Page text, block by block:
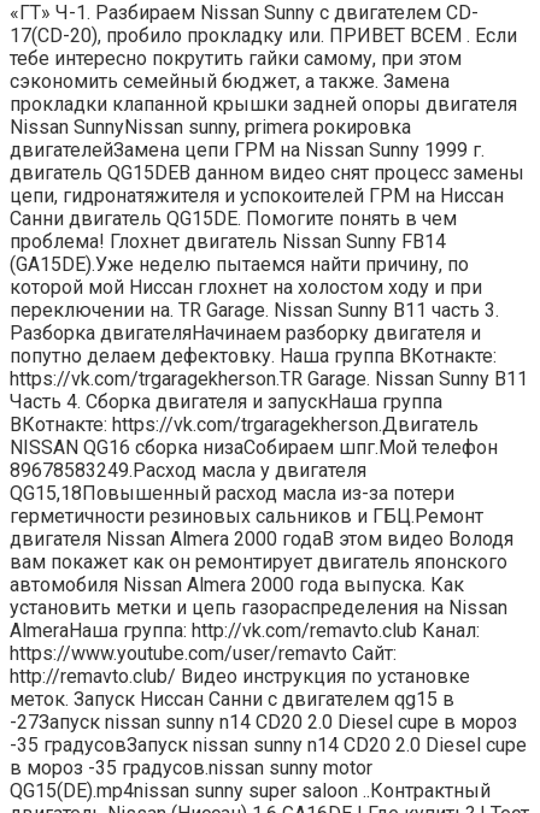
«ГТ» Ч-1. Разбираем Nissan Sunny с двигателем CD-
17(CD-20), пробило прокладку или. ПРИВЕТ ВСЕМ . Если
тебе интересно покрутить гайки самому, при этом
сэкономить семейный бюджет, а также. Замена
прокладки клапанной крышки задней опоры двигателя
Nissan SunnyNissan sunny, primera рокировка
двигателейЗамена цепи ГРМ на Nissan Sunny 1999 г.
двигатель QG15DEВ данном видео снят процесс замены
цепи, гидронатяжителя и успокоителей ГРМ на Ниссан
Санни двигатель QG15DE. Помогите понять в чем
проблема! Глохнет двигатель Nissan Sunny FB14
(GA15DE).Уже неделю пытаемся найти причину, по
которой мой Ниссан глохнет на холостом ходу и при
переключении на. TR Garage. Nissan Sunny B11 часть 3.
Разборка двигателяНачинаем разборку двигателя и
попутно делаем дефектовку. Наша группа ВКотнакте:
https://vk.com/trgaragekherson.TR Garage. Nissan Sunny B11
Часть 4. Сборка двигателя и запускНаша группа
ВКотнакте: https://vk.com/trgaragekherson.Двигатель
NISSAN QG16 сборка низаСобираем шпг.Мой телефон
89678583249.Расход масла у двигателя
QG15,18Повышенный расход масла из-за потери
герметичности резиновых сальников и ГБЦ.Ремонт
двигателя Nissan Almera 2000 годаВ этом видео Володя
вам покажет как он ремонтирует двигатель японского
автомобиля Nissan Almera 2000 года выпуска. Как
установить метки и цепь газораспределения на Nissan
AlmeraНаша группа: http://vk.com/remavto.club Канал:
https://www.youtube.com/user/remavto Сайт:
http://remavto.club/ Видео инструкция по установке
меток. Запуск Ниссан Санни с двигателем qg15 в
-27Запуск nissan sunny n14 CD20 2.0 Diesel cupe в мороз
-35 градусовЗапуск nissan sunny n14 CD20 2.0 Diesel cupe
в мороз -35 градусов.nissan sunny motor
QG15(DE).mp4nissan sunny super saloon ..Контрактный